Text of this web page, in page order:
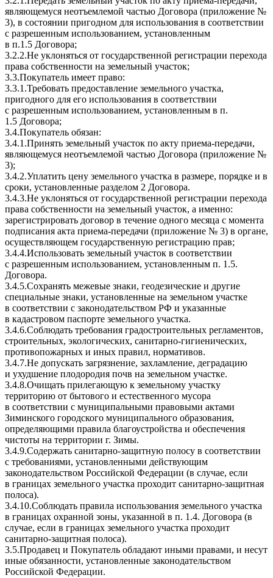
являющемуся неотъемлемой частью Договора (приложение №
3), в состоянии пригодном для использования в соответствии
с разрешенным использованием, установленным
в п.1.5 Договора;
3.2.2.Не уклоняться от государственной регистрации перехода
права собственности на земельный участок;
3.3.Покупатель имеет право:
3.3.1.Требовать предоставление земельного участка,
пригодного для его использования в соответствии
с разрешенным использованием, установленным в п.
1.5 Договора;
3.4.Покупатель обязан:
3.4.1.Принять земельный участок по акту приема-передачи,
являющемуся неотъемлемой частью Договора (приложение №
3);
3.4.2.Уплатить цену земельного участка в размере, порядке и в
сроки, установленные разделом 2 Договора.
3.4.3.Не уклоняться от государственной регистрации перехода
права собственности на земельный участок, а именно:
зарегистрировать договор в течение одного месяца с момента
подписания акта приема-передачи (приложение № 3) в органе,
осуществляющем государственную регистрацию прав;
3.4.4.Использовать земельный участок в соответствии
с разрешенным использованием, установленным п. 1.5.
Договора.
3.4.5.Сохранять межевые знаки, геодезические и другие
специальные знаки, установленные на земельном участке
в соответствии с законодательством РФ и указанные
в кадастровом паспорте земельного участка.
3.4.6.Соблюдать требования градостроительных регламентов,
строительных, экологических, санитарно-гигиенических,
противопожарных и иных правил, нормативов.
3.4.7.Не допускать загрязнение, захламление, деградацию
и ухудшение плодородия почв на земельном участке.
3.4.8.Очищать прилегающую к земельному участку
территорию от бытового и естественного мусора
в соответствии с муниципальными правовыми актами
Зиминского городского муниципального образования,
определяющими правила благоустройства и обеспечения
чистоты на территории г. Зимы.
3.4.9.Содержать санитарно-защитную полосу в соответствии
с требованиями, установленными действующим
законодательством Российской Федерации (в случае, если
в границах земельного участка проходит санитарно-защитная
полоса).
3.4.10.Соблюдать правила использования земельного участка
в границах охранной зоны, указанной в п. 1.4. Договора (в
случае, если в границах земельного участка проходит
санитарно-защитная полоса).
3.5.Продавец и Покупатель обладают иными правами, и несут
иные обязанности, установленные законодательством
Российской Федерации.